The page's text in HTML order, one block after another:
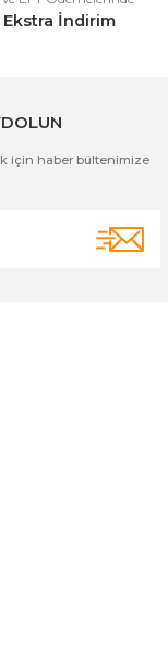
Ekstra İndirim
için haber bültenimize